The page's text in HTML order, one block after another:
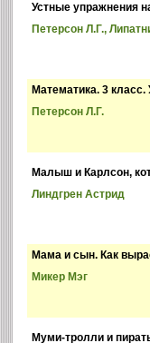
Устные упражнения
Петерсон Л.Г.,
Математика. 3 класс.
Петерсон Л.Г.
Малыш и Карлсон,
Линдгрен Астрид
Мама и сын. Как
Микер Мэг
Муми-тролли и